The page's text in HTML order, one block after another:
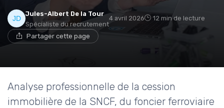
Jules-Albert De la Tour
Spécialiste du recrutement
4 avril 2026 12 min de lecture
Partager cette page
Analyse professionnelle de la cession
immobilière de la SNCF, du foncier ferroviaire